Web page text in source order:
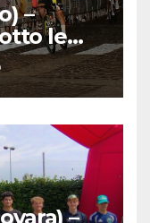
–
le
(SC
Bank)
–